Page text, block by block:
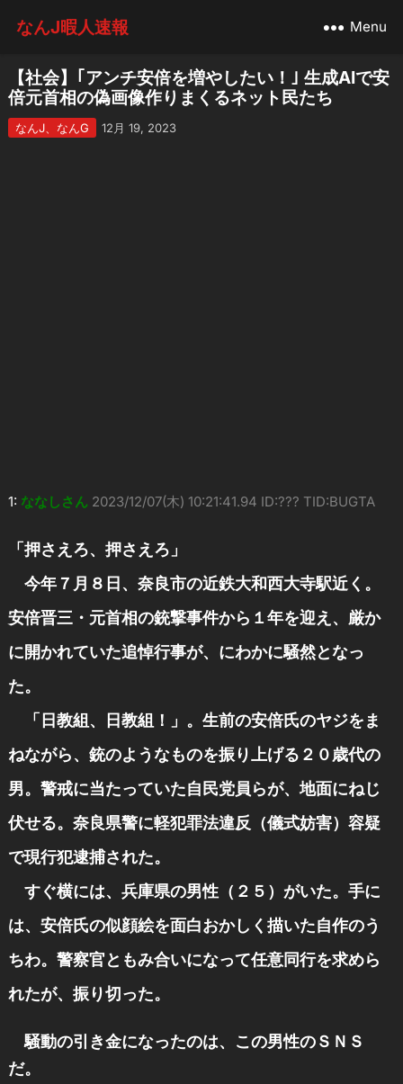
なんJ暇人速報 Menu
【社会】｢アンチ安倍を増やしたい！｣ 生成AIで安
倍元首相の偽画像作りまくるネット民たち
なんJ、なんG 12月 19, 2023
1: ななしさん 2023/12/07(木) 10:21:41.94 ID:??? TID:BUGTA
「押さえろ、押さえろ」
今年７月８日、奈良市の近鉄大和西大寺駅近く。
安倍晋三・元首相の銃撃事件から１年を迎え、厳か
に開かれていた追悼行事が、にわかに騒然となっ
た。
「日教組、日教組！」。生前の安倍氏のヤジをま
ねながら、銃のようなものを振り上げる２０歳代の
男。警戒に当たっていた自民党員らが、地面にねじ
伏せる。奈良県警に軽犯罪法違反（儀式妨害）容疑
で現行犯逮捕された。
すぐ横には、兵庫県の男性（２５）がいた。手に
は、安倍氏の似顔絵を面白おかしく描いた自作のう
ちわ。警察官ともみ合いになって任意同行を求めら
れたが、振り切った。
騒動の引き金になったのは、この男性のＳＮＳ
だ。